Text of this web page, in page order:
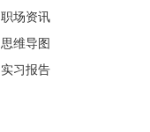
职场资讯
思维导图
实习报告